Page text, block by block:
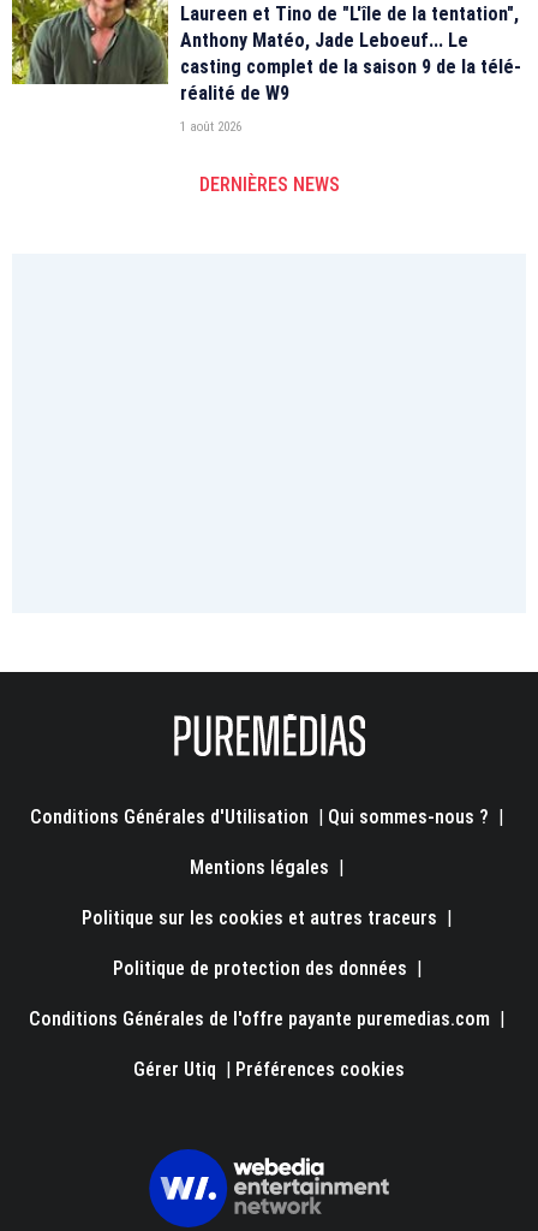
Laureen et Tino de "L'île de la tentation",
Anthony Matéo, Jade Leboeuf... Le
casting complet de la saison 9 de la télé-
réalité de W9
1 août 2026
DERNIÈRES NEWS
Conditions Générales d'Utilisation | Qui sommes-nous ? |
Mentions légales |
Politique sur les cookies et autres traceurs |
Politique de protection des données |
Conditions Générales de l'offre payante puremedias.com |
Gérer Utiq | Préférences cookies